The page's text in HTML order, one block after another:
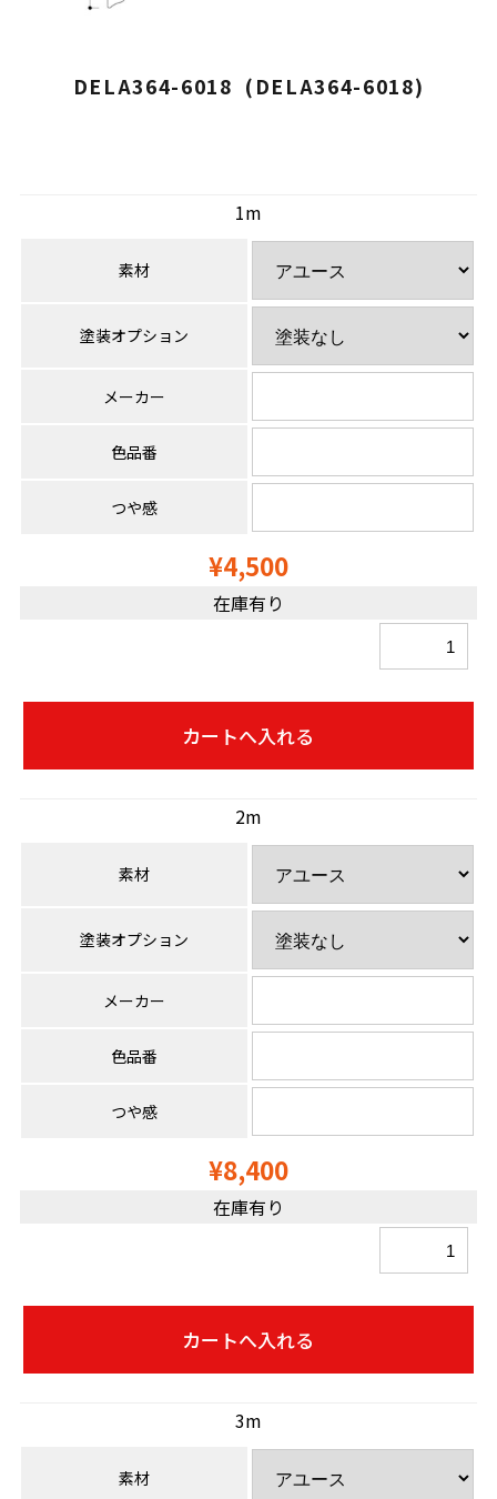
DELA364-6018 (DELA364-6018)
1m
素材
塗装オプション
メーカー
色品番
つや感
¥4,500
在庫有り
2m
素材
塗装オプション
メーカー
色品番
つや感
¥8,400
在庫有り
3m
素材